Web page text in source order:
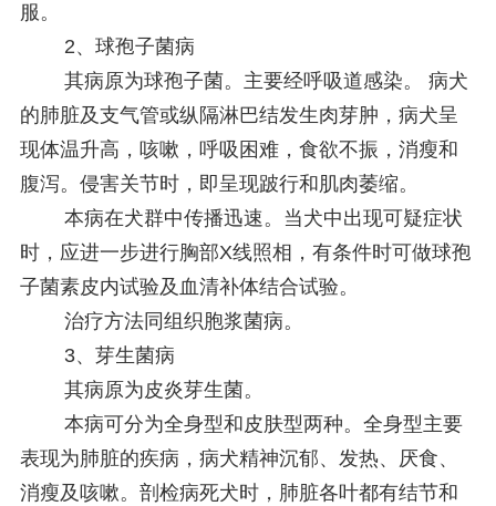
服。
2、球孢子菌病
其病原为球孢子菌。主要经呼吸道感染。 病犬
的肺脏及支气管或纵隔淋巴结发生肉芽肿，病犬呈
现体温升高，咳嗽，呼吸困难，食欲不振，消瘦和
腹泻。侵害关节时，即呈现跛行和肌肉萎缩。
本病在犬群中传播迅速。当犬中出现可疑症状
时，应进一步进行胸部X线照相，有条件时可做球孢
子菌素皮内试验及血清补体结合试验。
治疗方法同组织胞浆菌病。
3、芽生菌病
其病原为皮炎芽生菌。
本病可分为全身型和皮肤型两种。全身型主要
表现为肺脏的疾病，病犬精神沉郁、发热、厌食、
消瘦及咳嗽。剖检病死犬时，肺脏各叶都有结节和